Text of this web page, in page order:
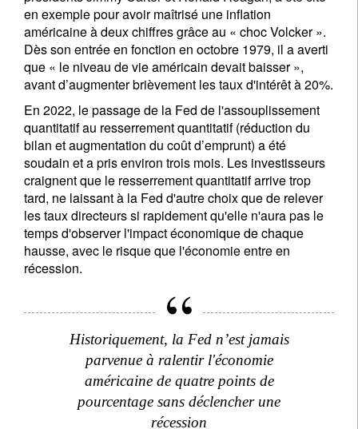
en exemple pour avoir maîtrisé une inflation
américaine à deux chiffres grâce au « choc Volcker ».
Dès son entrée en fonction en octobre 1979, il a averti
que « le niveau de vie américain devait baisser »,
avant d’augmenter brièvement les taux d'intérêt à 20%.
En 2022, le passage de la Fed de l'assouplissement
quantitatif au resserrement quantitatif (réduction du
bilan et augmentation du coût d’emprunt) a été
soudain et a pris environ trois mois. Les investisseurs
craignent que le resserrement quantitatif arrive trop
tard, ne laissant à la Fed d'autre choix que de relever
les taux directeurs si rapidement qu'elle n'aura pas le
temps d'observer l'impact économique de chaque
hausse, avec le risque que l'économie entre en
récession.
Historiquement, la Fed n’est jamais
parvenue à ralentir l'économie
américaine de quatre points de
pourcentage sans déclencher une
récession